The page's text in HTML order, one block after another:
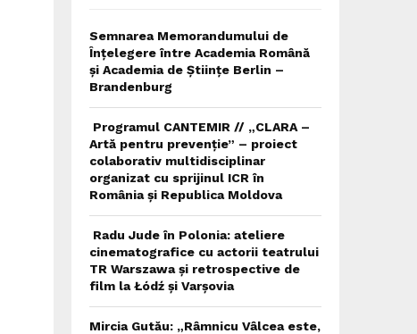
Semnarea Memorandumului de
Înțelegere între Academia Română
și Academia de Științe Berlin –
Brandenburg
Programul CANTEMIR // „CLARA –
Artă pentru prevenție” – proiect
colaborativ multidisciplinar
organizat cu sprijinul ICR în
România și Republica Moldova
Radu Jude în Polonia: ateliere
cinematografice cu actorii teatrului
TR Warszawa și retrospective de
film la Łódź și Varșovia
Mircia Gutău: „Râmnicu Vâlcea este,